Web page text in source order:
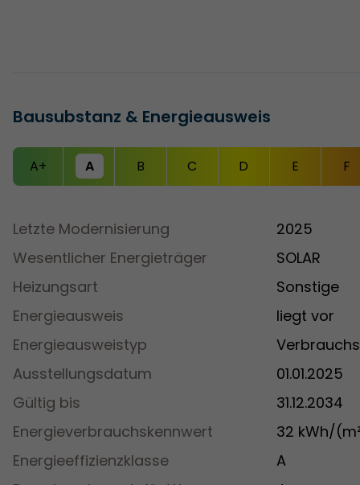
Bausubstanz & Energieausweis
A+ A B C D E F
Letzte Modernisierung
2025
Wesentlicher Energieträger
SOLAR
Heizungsart
Sonstige
Energieausweis
liegt vor
Energieausweistyp
Ausstellungsdatum
01.01.2025
Gültig bis
31.12.2034
Energieverbrauchskennwert
32 kWh/
Energieeffizienzklasse
A